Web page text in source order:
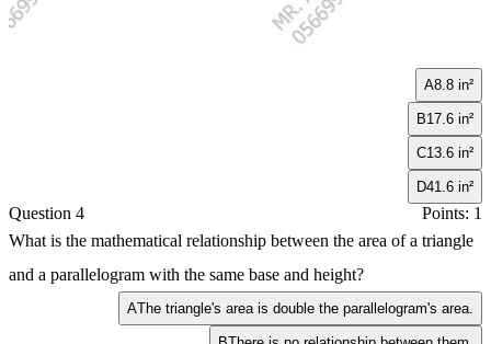
A8.8 in²
B17.6 in²
C13.6 in²
D41.6 in²
Question 4
Points: 1
What is the mathematical relationship between the area of a triangle
and a parallelogram with the same base and height?
AThe triangle's area is double the parallelogram's area.